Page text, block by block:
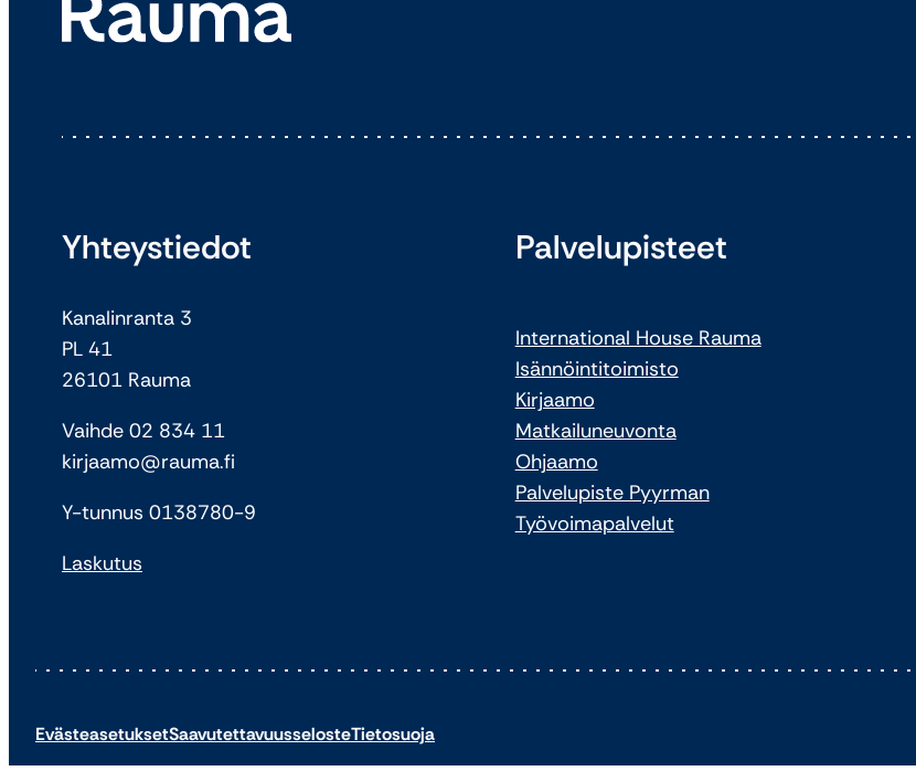
Yhteystiedot
Kanalinranta 3
PL 41
26101 Rauma
Vaihde 02 834 11
kirjaamo@rauma.fi
Y-tunnus 0138780-9
Laskutus
Palvelupisteet
International House Rauma
Isännöintitoimisto
Kirjaamo
Matkailuneuvonta
Ohjaamo
Palvelupiste Pyyrman
Työvoimapalvelut
EvästeasetuksetSaavutettavuusselosteTietosuoja